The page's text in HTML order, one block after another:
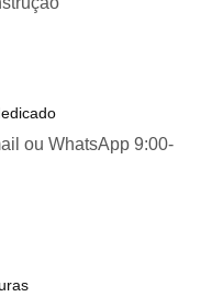
ou WhatsApp 9:00-